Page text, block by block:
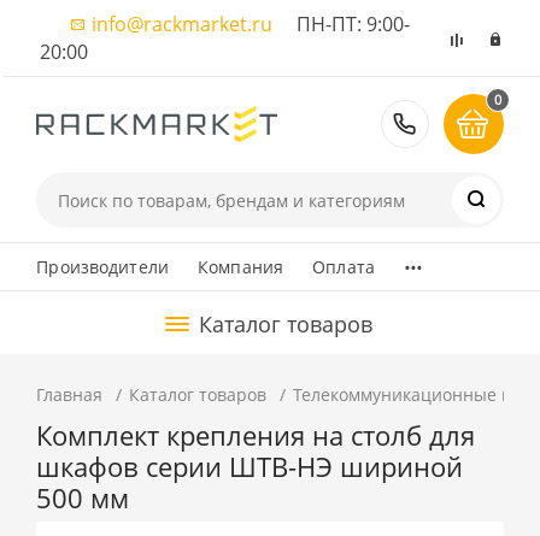
info@rackmarket.ru ПН-ПТ: 9:00-
20:00
8 (495)
0
Производители Компания Оплата ...
Каталог товаров
Главная Каталог товаров Телекоммуникационные
Комплект крепления на столб для
шкафов серии ШТВ-НЭ шириной
500 мм